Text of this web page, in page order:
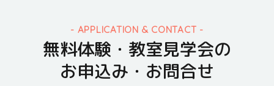
APPLICATION & CONTACT
無料体験・教室見学会の
お申込み・お問合せ